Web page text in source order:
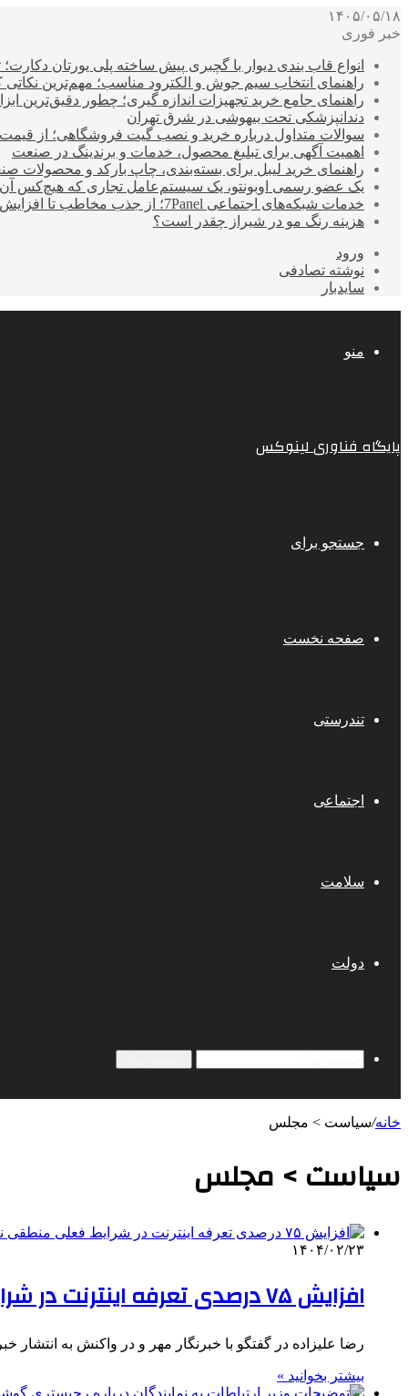
۱۴۰۵/۰۵/۱۸
خبر فوری
انواع قاب بندی دیوار با گچبری پیش ساخته پلی یورتان
راهنمای انتخاب سیم جوش و الکترود مناسب؛ مهم‌ترین نکاتی که
راهنمای جامع خرید تجهیزات اندازه گیری؛ چطور دقیق‌ترین
دندانپزشکی تحت بیهوشی در شرق تهران
سوالات متداول درباره خرید و نصب گیت فروشگاهی؛ از
اهمیت آگهی برای تبلیغ محصول، خدمات و برندینگ در صنعت
راهنمای خرید لیبل برای بسته‌بندی، چاپ بارکد و محصولات
یک عضو رسمی اوبونتو، یک سیستم‌عامل تجاری که هیچ‌کس آن
خدمات شبکه‌های اجتماعی 7Panel؛ از جذب مخاطب تا افزایش درآمد
هزینه رنگ مو در شیراز چقدر است؟
ورود
نوشته تصادفی
سایدبار
منو
پایگاه فناوری لینوکس
جستجو برای
صفحه نخست
تندرستی
اجتماعی
سلامت
دولت
خانه/سیاست > مجلس
سیاست > مجلس
۱۴۰۴/۰۲/۲۳
افزایش ۷۵ درصدی تعرفه اینترنت در شرایط فعلی منطقی نیست
رضا علیزاده در گفتگو با خبرنگار مهر و در واکنش به انتشار
بیشتر بخوانید »